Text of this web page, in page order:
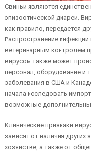
Свиньи являются
эпизоотической диареи.
как правило, передается
Распространение
ветеринарным контролем
вирусом также может
персонал, оборудование и
заболевания в США и
начала исследовать
возможные
Клинические признаки
зависят от наличия других
хозяйстве, а также от